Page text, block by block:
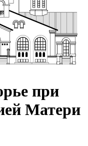
при
Матери